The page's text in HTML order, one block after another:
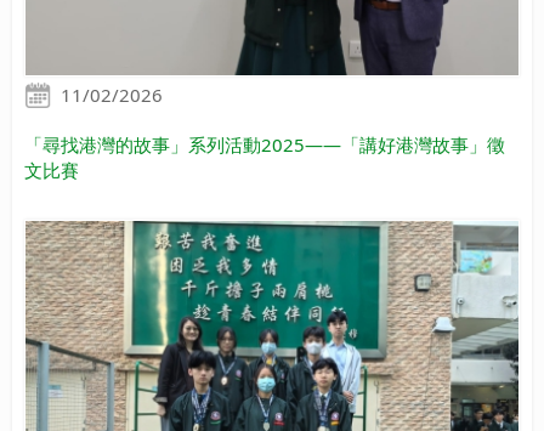
11/02/2026
「尋找港灣的故事」系列活動2025——「講好港灣故事」徵
文比賽